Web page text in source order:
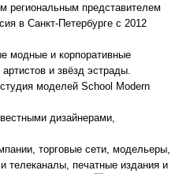
региональным представителем
в Санкт-Петербурге с 2012
модные и корпоративные
и звёзд эстрады.
моделей School Modern
дизайнерами,
торговые сети, модельеры,
телеканалы, печатные издания и